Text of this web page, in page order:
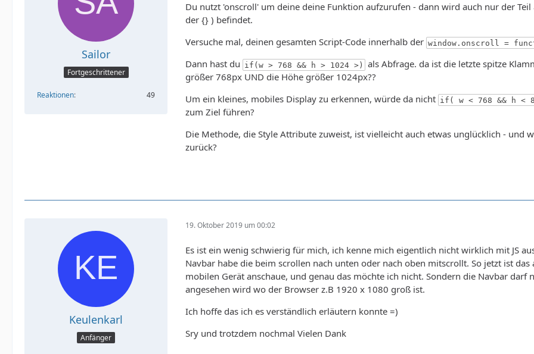
Sailor
Fortgeschrittener
Reaktionen 49
Du nutzt 'onscroll' um deine deine Funktion aufzurufen - dann wird auch nur der
der {} ) befindet.
Versuche mal, deinen gesamten Script-Code innerhalb der window.onscroll =
Dann hast du if(w > 768 && h > 1024 >)
als Abfrage. da ist die letzte spitze
größer 768px UND die Höhe größer 1024px??
Um ein kleines, mobiles Display zu erkennen, würde da nicht if( w < 768 && h <
zum Ziel führen?
Die Methode, die Style Attribute zuweist, ist vielleicht auch etwas unglücklich - und
zurück?
Keulenkarl
Anfänger
19. Oktober 2019 um 00:02
Es ist ein wenig schwierig für mich, ich kenne mich eigentlich nicht wirklich mit JS
Navbar habe die beim scrollen nach unten oder nach oben mitscrollt. So jetzt ist
mobilen Gerät anschaue, und genau das möchte ich nicht. Sondern die Navbar
angesehen wird wo der Browser z.B 1920 x 1080 groß ist.
Ich hoffe das ich es verständlich erläutern konnte =)
Sry und trotzdem nochmal Vielen Dank